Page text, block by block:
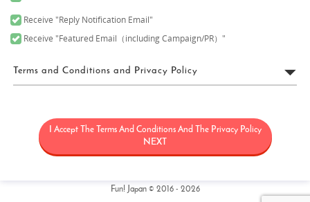
Receive "Reply Notification Email"
Receive "Featured Email（including Campaign/PR）"
Terms and Conditions and Privacy Policy
「FUN! JAPAN」とは、日本に関する情報（観光・製品・サービス
など）を紹介することにより日本に対する関心を高めることを目
的として、Fun! Japanウェブサイト（理由の如何を問わず後日改定
含むサービス、本サイト上で提供されるサービス（情報提供及び
I Accept The Terms And Conditions And The Privacy Policy
NEXT
Fun! Japan © 2016 - 2026